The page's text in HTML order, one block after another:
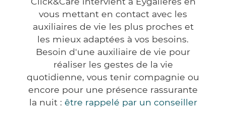
vous mettant en contact avec les
auxiliaires de vie les plus proches et
les mieux adaptées à vos besoins.
Besoin d'une auxiliaire de vie pour
réaliser les gestes de la vie
quotidienne, vous tenir compagnie ou
encore pour une présence rassurante
la nuit : être rappelé par un conseiller